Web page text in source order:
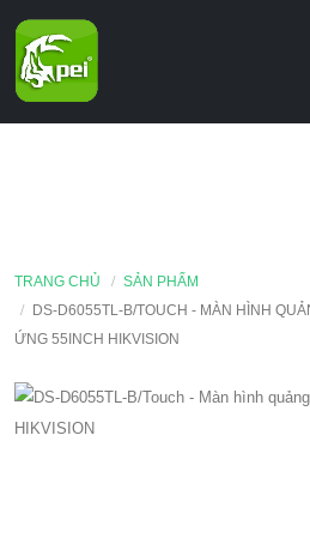
TRANG CHỦ
SẢN PHẨM
DS-D6055TL-B/TOUCH - MÀN HÌNH
ỨNG 55INCH HIKVISION